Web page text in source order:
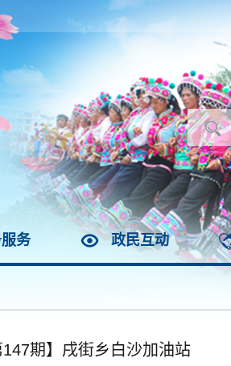
务 政民互动
期】戌街乡白沙加油站